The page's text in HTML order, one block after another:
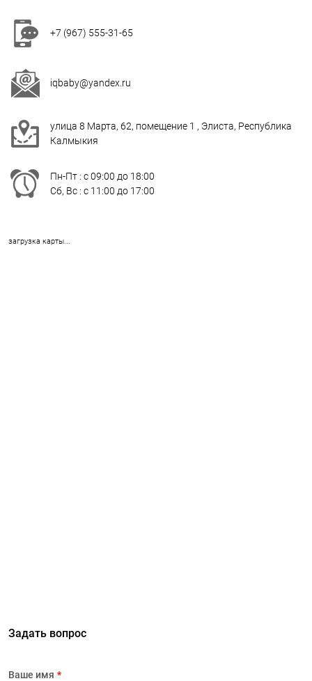
+7 (967) 555-31-65
iqbaby@yandex.ru
улица 8 Марта, 62, помещение 1 , Элиста, Республика
Калмыкия
Пн-Пт : с 09:00 до 18:00
Сб, Вс : c 11:00 до 17:00
загрузка карты...
Задать вопрос
Ваше имя *